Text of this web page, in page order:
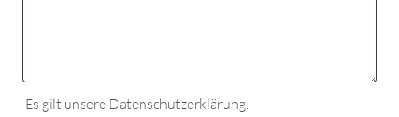
Es gilt unsere Datenschutzerklärung.